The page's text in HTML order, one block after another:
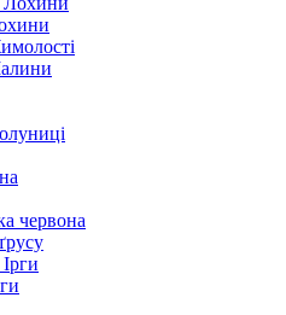
червона